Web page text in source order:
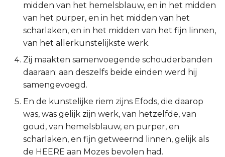
Galaten
Éfeze
Filipenzen
1 Thessalonicenzen
2 Thessalonicenzen
midden van het hemelsblauw, en in het midden
van het purper, en in het midden van het
scharlaken, en in het midden van het fijn linnen,
van het allerkunstelijkste werk.
Zij maakten samenvoegende schouderbanden
daaraan; aan deszelfs beide einden werd hij
samengevoegd.
En de kunstelijke riem zijns Efods, die daarop
was, was gelijk zijn werk, van hetzelfde, van
goud, van hemelsblauw, en purper, en
scharlaken, en fijn getweernd linnen, gelijk als
de HEERE aan Mozes bevolen had.